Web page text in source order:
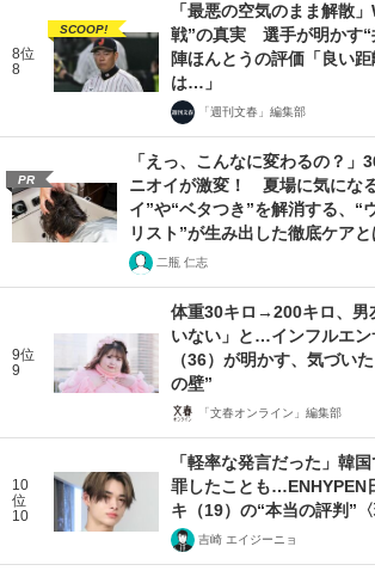
8位
8
SCOOP!
「最悪の空気のまま解散
戦”の真実 選手が明かす“
陣ほんとうの評価「良い
は…」
「週刊文春」編集部
PR
「えっ、こんなに変わるの？」
ニオイが激変！ 夏場に気にな
イ”や“ベタつき”を解消する、“
リスト”が生み出した徹底ケアと
二瓶 仁志
9位
9
体重30キロ→200キロ、男
いない」と…インフルエン
（36）が明かす、気づい
の壁”
「文春オンライン」編集部
10
位
10
「軽率な発言だった」韓
罪したことも…ENHYPEN
キ（19）の“本当の評判”〈
吉崎 エイジーニョ